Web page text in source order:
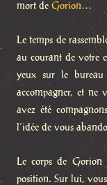
mort de Gorion…
Le temps de
au courant de votre
yeux sur le bureau
accompagner, et ne
avez été
l’idée de vous
Le corps de Gorion
position. Sur lui,